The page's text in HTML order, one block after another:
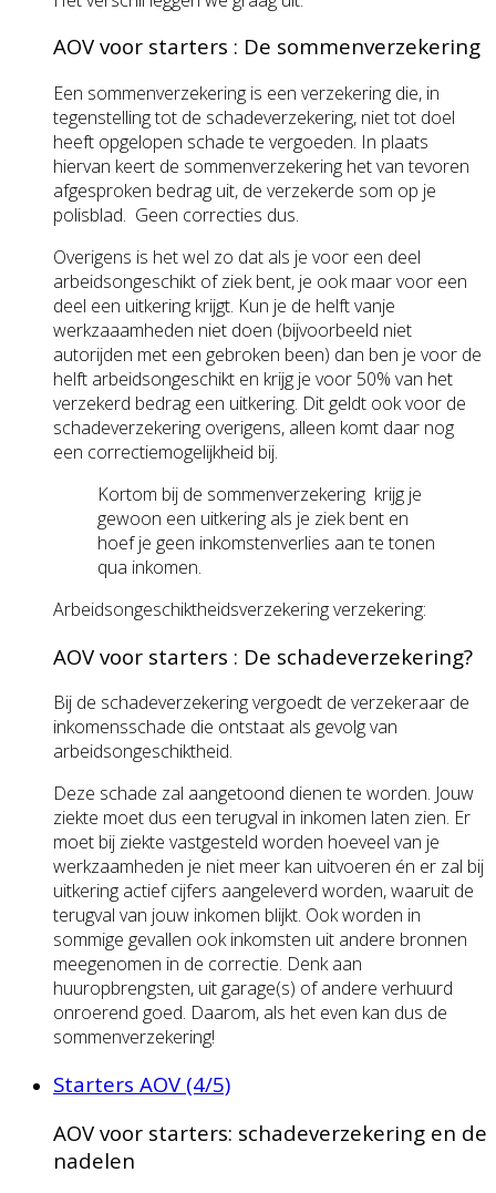
AOV voor starters : De sommenverzekering
Een sommenverzekering is een verzekering die, in
tegenstelling tot de schadeverzekering, niet tot doel
heeft opgelopen schade te vergoeden. In plaats
hiervan keert de sommenverzekering het van tevoren
afgesproken bedrag uit, de verzekerde som op je
polisblad. Geen correcties dus.
Overigens is het wel zo dat als je voor een deel
arbeidsongeschikt of ziek bent, je ook maar voor een
deel een uitkering krijgt. Kun je de helft vanje
werkzaaamheden niet doen (bijvoorbeeld niet
autorijden met een gebroken been) dan ben je voor de
helft arbeidsongeschikt en krijg je voor 50% van het
verzekerd bedrag een uitkering. Dit geldt ook voor de
schadeverzekering overigens, alleen komt daar nog
een correctiemogelijkheid bij.
Kortom bij de sommenverzekering krijg je
gewoon een uitkering als je ziek bent en
hoef je geen inkomstenverlies aan te tonen
qua inkomen.
Arbeidsongeschiktheidsverzekering verzekering:
AOV voor starters : De schadeverzekering?
Bij de schadeverzekering vergoedt de verzekeraar de
inkomensschade die ontstaat als gevolg van
arbeidsongeschiktheid.
Deze schade zal aangetoond dienen te worden. Jouw
ziekte moet dus een terugval in inkomen laten zien. Er
moet bij ziekte vastgesteld worden hoeveel van je
werkzaamheden je niet meer kan uitvoeren én er zal bij
uitkering actief cijfers aangeleverd worden, waaruit de
terugval van jouw inkomen blijkt. Ook worden in
sommige gevallen ook inkomsten uit andere bronnen
meegenomen in de correctie. Denk aan
huuropbrengsten, uit garage(s) of andere verhuurd
onroerend goed. Daarom, als het even kan dus de
sommenverzekering!
Starters AOV (4/5)
AOV voor starters: schadeverzekering en de
nadelen